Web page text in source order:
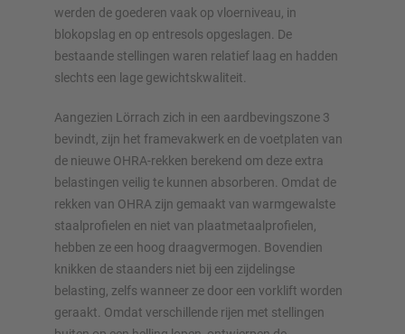
werden de goederen vaak op vloerniveau, in
blokopslag en op entresols opgeslagen. De
bestaande stellingen waren relatief laag en hadden
slechts een lage gewichtskwaliteit.
Aangezien Lörrach zich in een aardbevingszone 3
bevindt, zijn het framevakwerk en de voetplaten van
de nieuwe OHRA-rekken berekend om deze extra
belastingen veilig te kunnen absorberen. Omdat de
rekken van OHRA zijn gemaakt van warmgewalste
staalprofielen en niet van plaatmetaalprofielen,
hebben ze een hoog draagvermogen. Bovendien
knikken de staanders niet bij een zijdelingse
belasting, zelfs wanneer ze door een vorklift worden
geraakt. Omdat verschillende rijen met stellingen